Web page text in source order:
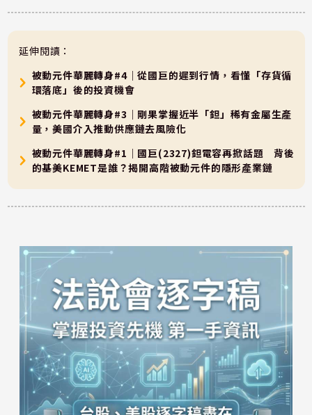
延伸閱讀：
被動元件華麗轉身#4｜從國巨的遲到行情，看懂「存貨循
環落底」後的投資機會
被動元件華麗轉身#3｜剛果掌握近半「鉭」稀有金屬生產
量，美國介入推動供應鏈去風險化
被動元件華麗轉身#1｜國巨(2327)鉭電容再掀話題 背後
的基美KEMET是誰？揭開高階被動元件的隱形產業鏈